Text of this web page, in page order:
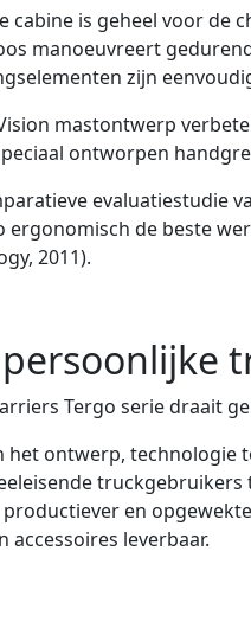
cabine is geheel voor de
manoeuvreert
zijn
mastontwerp
ontworpen
evaluatiestudie
ergonomisch de beste
2011).
persoonlijke
Tergo serie draait
het ontwerp, technologie
en
accessoires leverbaar.